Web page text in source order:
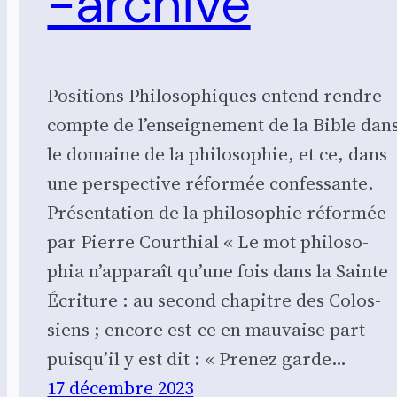
Posi­tions Phi­lo­so­phiques entend rendre
compte de l’enseignement de la Bible
le domaine de la phi­lo­so­phie, et ce, dans
une pers­pec­tive réfor­mée confes­sante.
Présentation de la philosophie réformée
par Pierre Courthial « Le mot phi­lo­so­
phia n’apparaît qu’une fois dans la Sainte
Écri­ture : au second cha­pitre des Colos­
siens ; encore est-ce en mau­vaise part
puisqu’il y est dit : « Pre­nez garde…
17 décembre 2023